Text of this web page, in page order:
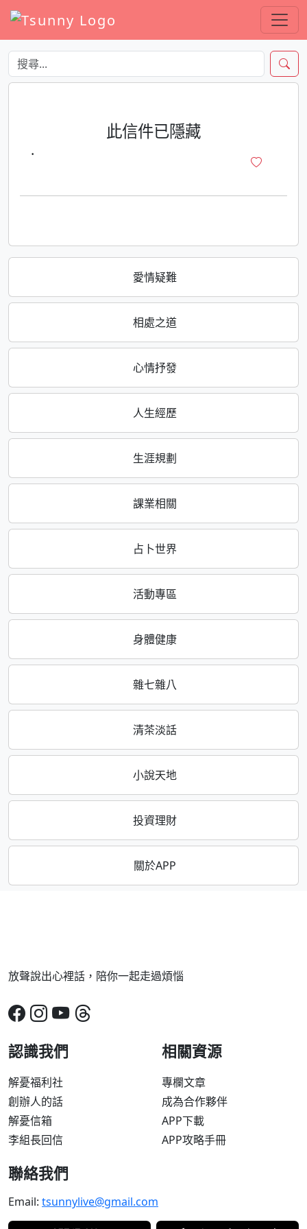
愛情疑難
相處之道
心情抒發
人生經歷
生涯規劃
課業相關
占卜世界
活動專區
身體健康
雜七雜八
清茶淡話
小說天地
投資理財
關於APP
此信件已隱藏
·
放聲說出心裡話，陪你一起走過煩惱
認識我們
解憂福利社
創辦人的話
解憂信箱
李組長回信
相關資源
專欄文章
成為合作夥伴
APP下載
APP攻略手冊
聯絡我們
Email: tsunnylive@gmail.com